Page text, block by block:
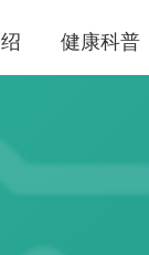
健康科普